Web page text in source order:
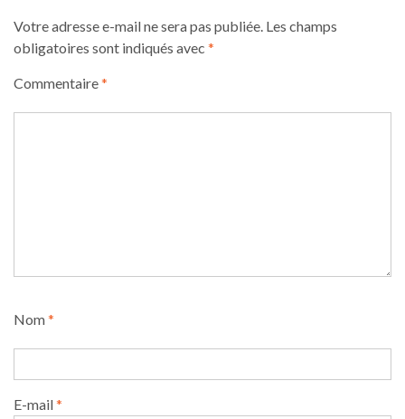
Votre adresse e-mail ne sera pas publiée. Les champs
obligatoires sont indiqués avec *
Commentaire*
Nom*
E-mail*